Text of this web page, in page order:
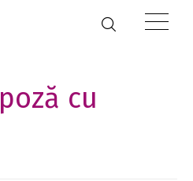
poză cu